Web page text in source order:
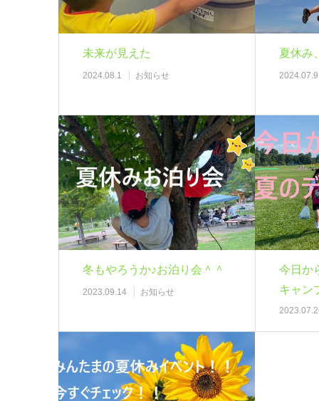
未来が見えた
2024.08.1 お知らせ
夏休み
2024.07.9
冬もやろうか♪お泊り会＾＾
2023.09.14 お知らせ
今日か
キャン